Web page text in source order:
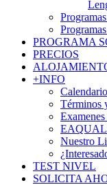
PROGRAMA
PRECIOS
+INFO
Términos
Nuestro
TEST NIVEL
SOLICITA